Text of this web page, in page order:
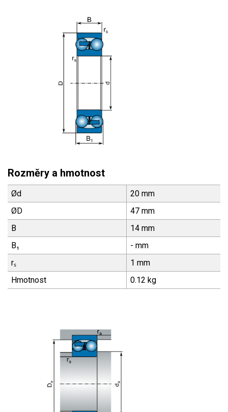
Rozměry a hmotnost
Ød
20 mm
ØD
47 mm
B
14 mm
B₁
- mm
rₛ
1 mm
Hmotnost
0.12 kg